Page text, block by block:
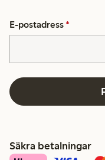
E-postadress *
Säkra betalningar